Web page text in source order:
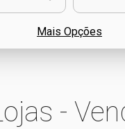
Mais Opções
-